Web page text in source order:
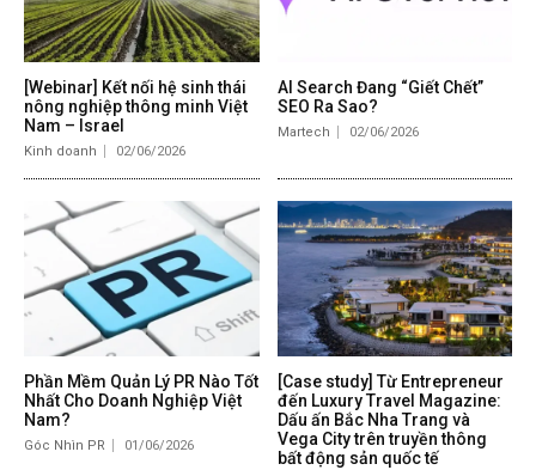
[Webinar] Kết nối hệ sinh thái
nông nghiệp thông minh Việt
Nam – Israel
Kinh doanh 02/06/2026
AI Search Đang “Giết Chết”
SEO Ra Sao?
Martech 02/06/2026
Phần Mềm Quản Lý PR Nào Tốt
Nhất Cho Doanh Nghiệp Việt
Nam?
Góc Nhìn PR 01/06/2026
[Case study] Từ Entrepreneur
đến Luxury Travel Magazine:
Dấu ấn Bắc Nha Trang và
Vega City trên truyền thông
bất động sản quốc tế